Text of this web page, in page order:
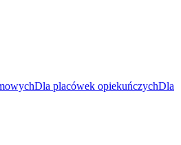
Dla placówek opiekuńczychDla